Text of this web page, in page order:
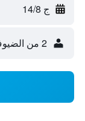
ج 14/8
2 من الضيوف، غرفة واحدة